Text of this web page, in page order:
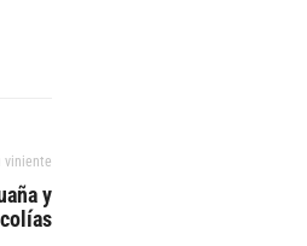
viniente
y